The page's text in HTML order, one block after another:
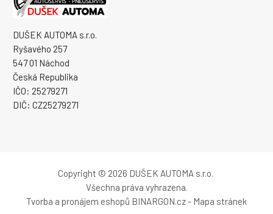
DUŠEK AUTOMA s.r.o.
Ryšavého 257
547 01 Náchod
Česká Republika
IČO: 25279271
DIČ: CZ25279271
Copyright © 2026 DUŠEK AUTOMA s.r.o.
Všechna práva vyhrazena.
Tvorba a pronájem eshopů BINARGON.cz- Mapa stránek